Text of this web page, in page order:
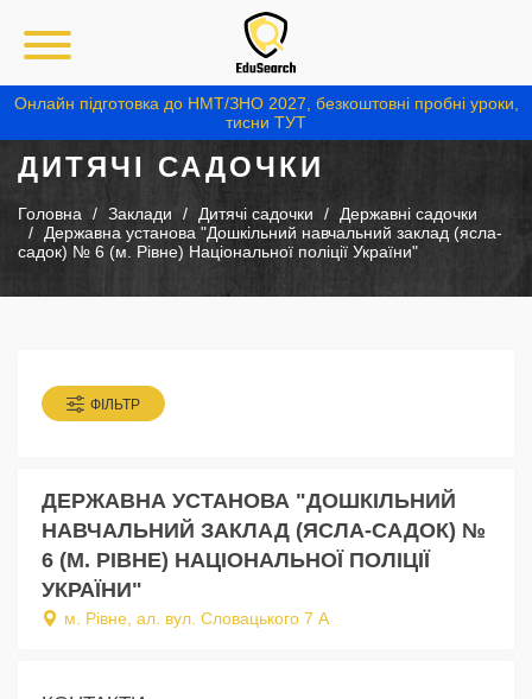
Онлайн підготовка до НМТ/ЗНО 2027, безкоштовні пробні уроки,
тисни ТУТ
ДИТЯЧІ САДОЧКИ
Головна Заклади Дитячі садочки
Державні садочки
Державна установа "Дошкільний навчальний заклад (ясла-
садок) № 6 (м. Рівне) Національної поліції України"
ФІЛЬТР
ДЕРЖАВНА УСТАНОВА "ДОШКІЛЬНИЙ
НАВЧАЛЬНИЙ ЗАКЛАД (ЯСЛА-САДОК) №
6 (М. РІВНЕ) НАЦІОНАЛЬНОЇ ПОЛІЦІЇ
УКРАЇНИ"
м. Рівне, ал. вул. Словацького 7 А